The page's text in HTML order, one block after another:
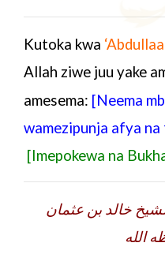
Kutoka kwa
Allah ziwe juu yake
amesema: [Neema
wamezipunja afya
[Imepokewa na
الله